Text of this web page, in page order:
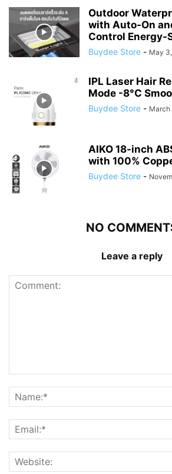
Outdoor
with Auto-On
Control Energy-
Buydee Store - May
IPL Laser Hair
Mode -8°C
Buydee Store - March
AIKO 18-inch
with 100%
Buydee Store -
NO
Leave a reply